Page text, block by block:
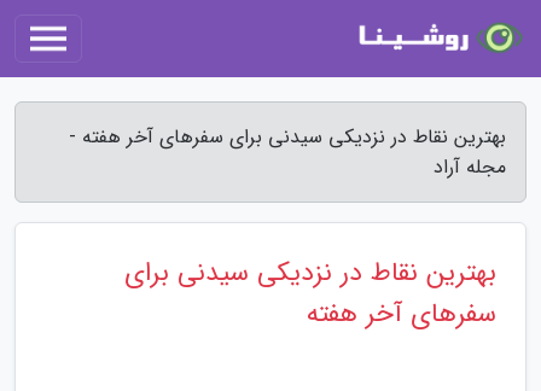
بهترین نقاط در نزدیکی سیدنی برای سفرهای آخر هفته -
مجله آراد
بهترین نقاط در نزدیکی سیدنی برای
سفرهای آخر هفته